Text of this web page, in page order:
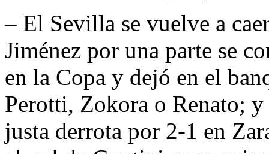
– El Sevilla se vuelve a
Jiménez por una parte se
en la Copa y dejó en el
Perotti, Zokora o Renato;
justa derrota por 2-1 en